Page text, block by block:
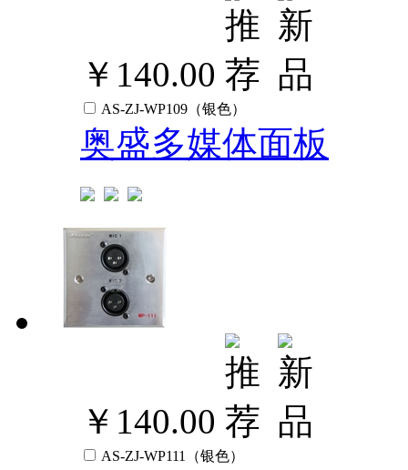
￥140.00
AS-ZJ-WP109（银色）
奥盛多媒体面板
￥140.00
AS-ZJ-WP111（银色）